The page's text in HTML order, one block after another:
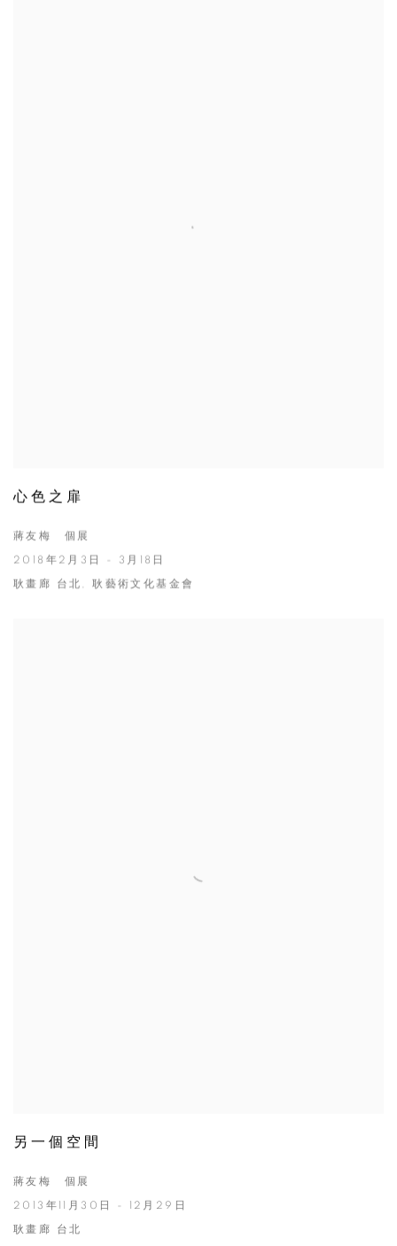
心色之扉
蔣友梅 個展
2018年2月3日 - 3月18日
耿畫廊 台北, 耿藝術文化基金會
另一個空間
蔣友梅 個展
2013年11月30日 - 12月29日
耿畫廊 台北